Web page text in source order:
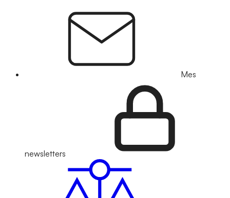
Mes
newsletters